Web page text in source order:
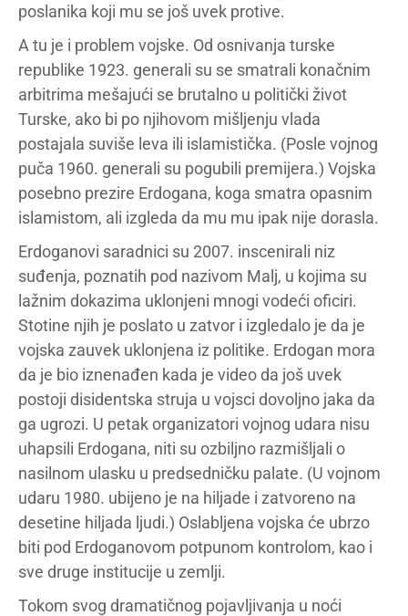
poslanika koji mu se još uvek protive.
A tu je i problem vojske. Od osnivanja turske
republike 1923. generali su se smatrali konačnim
arbitrima mešajući se brutalno u politički život
Turske, ako bi po njihovom mišljenju vlada
postajala suviše leva ili islamistička. (Posle vojnog
puča 1960. generali su pogubili premijera.) Vojska
posebno prezire Erdogana, koga smatra opasnim
islamistom, ali izgleda da mu mu ipak nije dorasla.
Erdoganovi saradnici su 2007. inscenirali niz
suđenja, poznatih pod nazivom Malj, u kojima su
lažnim dokazima uklonjeni mnogi vodeći oficiri.
Stotine njih je poslato u zatvor i izgledalo je da je
vojska zauvek uklonjena iz politike. Erdogan mora
da je bio iznenađen kada je video da još uvek
postoji disidentska struja u vojsci dovoljno jaka da
ga ugrozi. U petak organizatori vojnog udara nisu
uhapsili Erdogana, niti su ozbiljno razmišljali o
nasilnom ulasku u predsedničku palate. (U vojnom
udaru 1980. ubijeno je na hiljade i zatvoreno na
desetine hiljada ljudi.) Oslabljena vojska će ubrzo
biti pod Erdoganovom potpunom kontrolom, kao i
sve druge institucije u zemlji.
Tokom svog dramatičnog pojavljivanja u noći